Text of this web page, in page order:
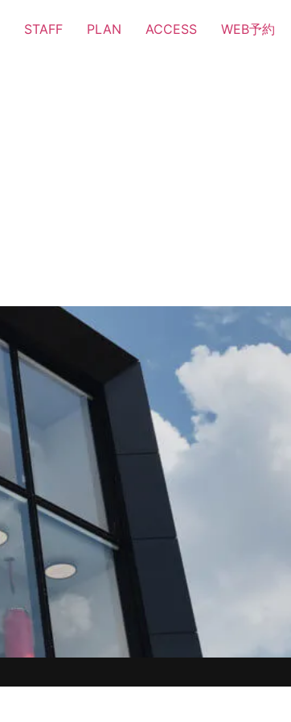
STAFF PLAN ACCESS WEB予約